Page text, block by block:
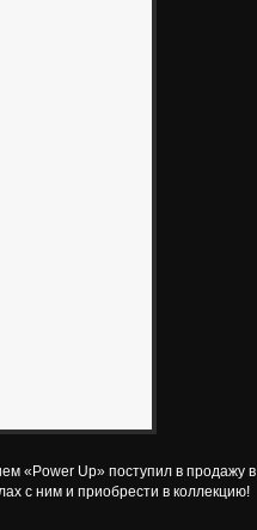
«Power Up» поступил в продажу в
с ним и приобрести в коллекцию!